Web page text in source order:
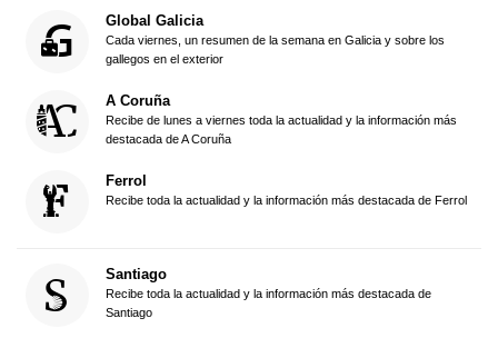
Global Galicia
Cada viernes, un resumen de la semana en Galicia y sobre los
gallegos en el exterior
A Coruña
Recibe de lunes a viernes toda la actualidad y la información más
destacada de A Coruña
Ferrol
Recibe toda la actualidad y la información más destacada de Ferrol
Santiago
Recibe toda la actualidad y la información más destacada de
Santiago